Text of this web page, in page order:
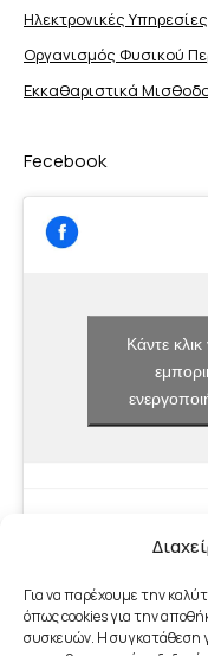
Για να παρέχουμε την
όπως cookies για την
συσκευών. Η συγκατάθεση
Ηλεκτρονικές
Οργανισμός Φυσικού
Εκκαθαριστικά
Fecebook
Κάντε